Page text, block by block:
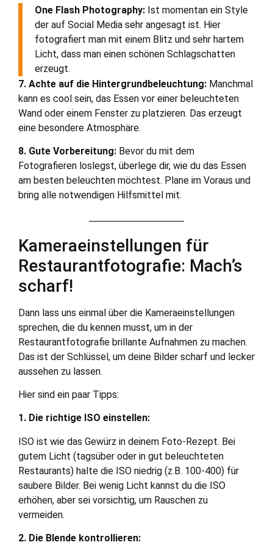
One Flash Photography: Ist momentan ein Style
der auf Social Media sehr angesagt ist. Hier
fotografiert man mit einem Blitz und sehr hartem
Licht, dass man einen schönen Schlagschatten
erzeugt.
7. Achte auf die Hintergrundbeleuchtung: Manchmal
kann es cool sein, das Essen vor einer beleuchteten
Wand oder einem Fenster zu platzieren. Das erzeugt
eine besondere Atmosphäre.
8. Gute Vorbereitung: Bevor du mit dem
Fotografieren loslegst, überlege dir, wie du das Essen
am besten beleuchten möchtest. Plane im Voraus und
bring alle notwendigen Hilfsmittel mit.
Kameraeinstellungen für
Restaurantfotografie: Mach’s
scharf!
Dann lass uns einmal über die Kameraeinstellungen
sprechen, die du kennen musst, um in der
Restaurantfotografie brillante Aufnahmen zu machen.
Das ist der Schlüssel, um deine Bilder scharf und lecker
aussehen zu lassen.
Hier sind ein paar Tipps:
1. Die richtige ISO einstellen:
ISO ist wie das Gewürz in deinem Foto-Rezept. Bei
gutem Licht (tagsüber oder in gut beleuchteten
Restaurants) halte die ISO niedrig (z.B. 100-400) für
saubere Bilder. Bei wenig Licht kannst du die ISO
erhöhen, aber sei vorsichtig, um Rauschen zu
vermeiden.
2. Die Blende kontrollieren: